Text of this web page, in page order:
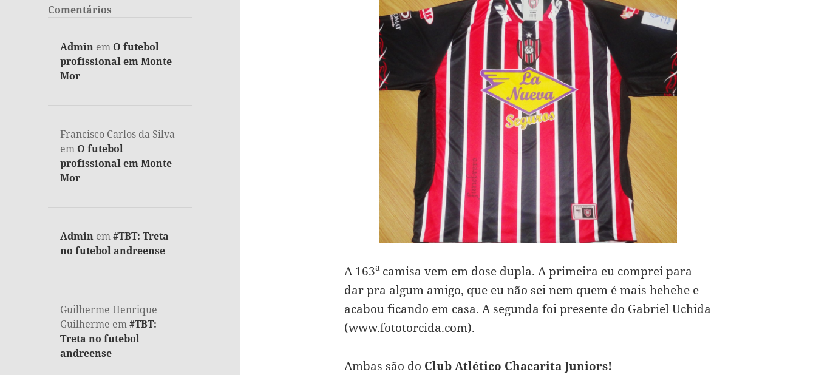
Comentários
Admin em O futebol
profissional em Monte
Mor
Francisco Carlos da Silva
em O futebol
profissional em Monte
Mor
Admin em#TBT: Treta
no futebol andreense
Guilherme Henrique
Guilherme em#TBT:
Treta no futebol
andreense
A 163a camisa vem em dose dupla. A primeira eu comprei para
dar pra algum amigo, que eu não sei nem quem é mais hehehe e
acabou ficando em casa. A segunda foi presente do Gabriel Uchida
(www.fototorcida.com).
Ambas são do Club Atlético Chacarita Juniors!